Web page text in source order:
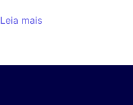
Leia mais